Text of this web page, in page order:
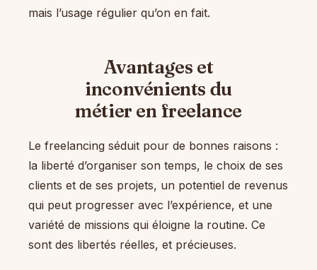
mais l’usage régulier qu’on en fait.
Avantages et
inconvénients du
métier en freelance
Le freelancing séduit pour de bonnes raisons :
la liberté d’organiser son temps, le choix de ses
clients et de ses projets, un potentiel de revenus
qui peut progresser avec l’expérience, et une
variété de missions qui éloigne la routine. Ce
sont des libertés réelles, et précieuses.